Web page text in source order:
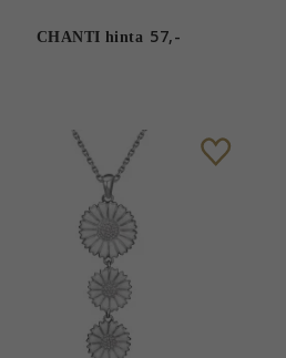
CHANTI hinta 57,-